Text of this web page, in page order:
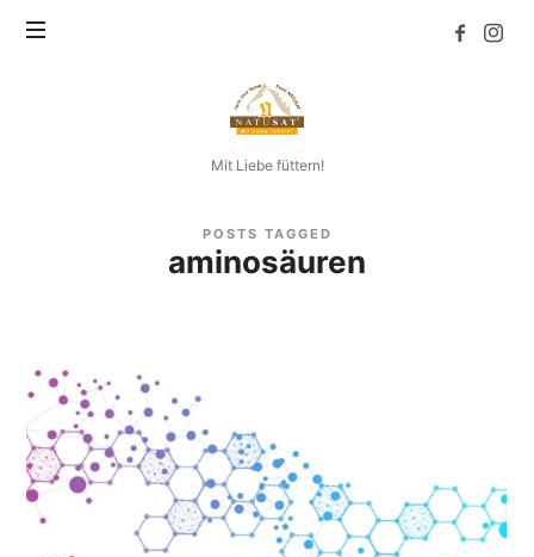
Natusat
Mit Liebe füttern!
POSTS TAGGED
aminosäuren